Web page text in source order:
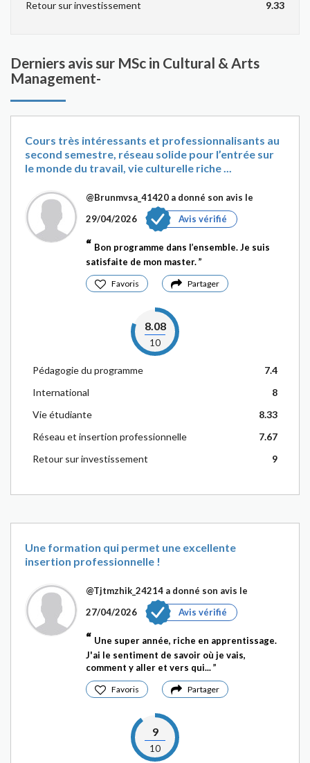
Retour sur investissement
9.33
Derniers avis sur MSc in Cultural & Arts
Management-
Cours très intéressants et professionnalisants au
second semestre, réseau solide pour l’entrée sur
le monde du travail, vie culturelle riche ...
@Brunmvsa_41420 a donné son avis le
29/04/2026
Avis vérifié
Bon programme dans l’ensemble. Je suis
satisfaite de mon master.
Favoris Partager
8.08
10
Pédagogie du programme
7.4
International
8
Vie étudiante
8.33
Réseau et insertion professionnelle
7.67
Retour sur investissement
9
Une formation qui permet une excellente
insertion professionnelle !
@Tjtmzhik_24214 a donné son avis le
27/04/2026
Avis vérifié
Une super année, riche en apprentissage.
J'ai le sentiment de savoir où je vais,
comment y aller et vers qui...
Favoris Partager
9
10